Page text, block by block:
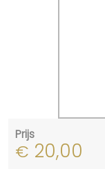
Prijs
€ 20,00